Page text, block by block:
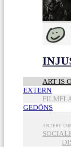
ART IS
EXTERN
GEDÖNS
ANDERE